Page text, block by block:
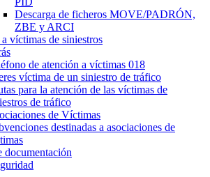
Descarga de ficheros MOVE/PADRÓN,
ZBE y ARCI
víctimas de siniestros
de atención a víctimas 018
víctima de un siniestro de tráfico
para la atención de las víctimas de
de tráfico
de Víctimas
destinadas a asociaciones de
documentación